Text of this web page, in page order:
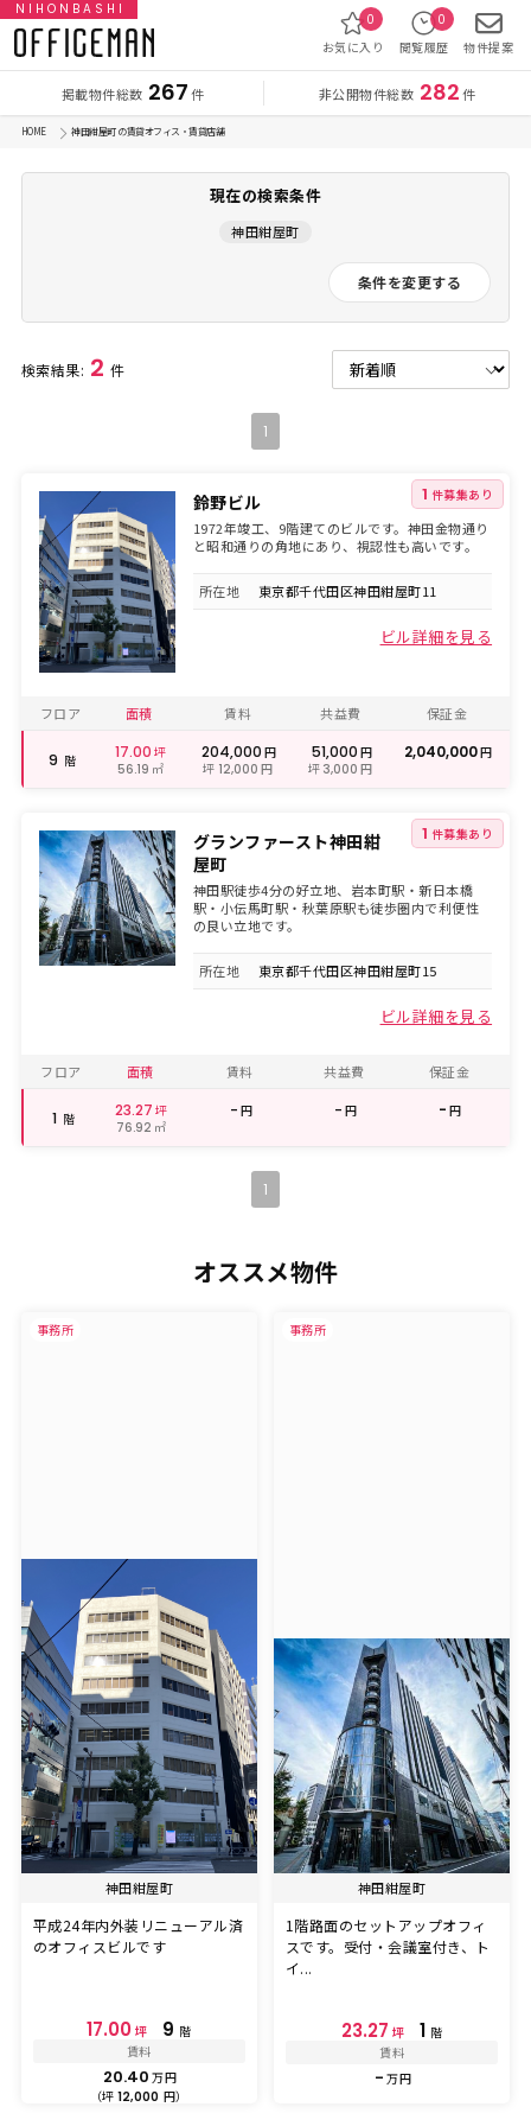
NIHONBASHI
掲載物件総数 267 件 非公開物件総数 282件
お気に入り
0
閲覧履歴
0
物件提案
HOME 神田紺屋町 の賃貸オフィス・賃貸店舗
現在の検索条件
神田紺屋町
条件を変更する
検索結果: 2 件
1
1 件募集あり
鈴野ビル
1972年竣工、9階建てのビルです。神⽥⾦物通り
と昭和通りの⾓地にあり、視認性も高いです。
所在地 東京都千代田区神田紺屋町11
ビル詳細を見る
フロア 面積 賃料 共益費 保証金
9 階 17.00 坪
56.19 ㎡
204,000 円
坪 12,000 円
51,000 円
坪 3,000 円
2,040,000円
1 件募集あり
グランファースト神田紺
屋町
神田駅徒歩4分の好立地、岩本町駅・新日本橋
駅・小伝馬町駅・秋葉原駅も徒歩圏内で利便性
の良い立地です。
所在地 東京都千代田区神田紺屋町15
ビル詳細を見る
フロア 面積 賃料 共益費 保証金
1 階 23.27 坪
76.92 ㎡
- 円 - 円 - 円
1
オススメ物件
事務所
神田紺屋町
平成24年内外装リニューアル済
のオフィスビルです
17.00 坪 9 階
賃料
20.40 万円
（坪 12,000 円）
事務所
神田紺屋町
1階路面のセットアップオフィ
スです。受付・会議室付き、ト
イ...
23.27 坪 1 階
賃料
- 万円